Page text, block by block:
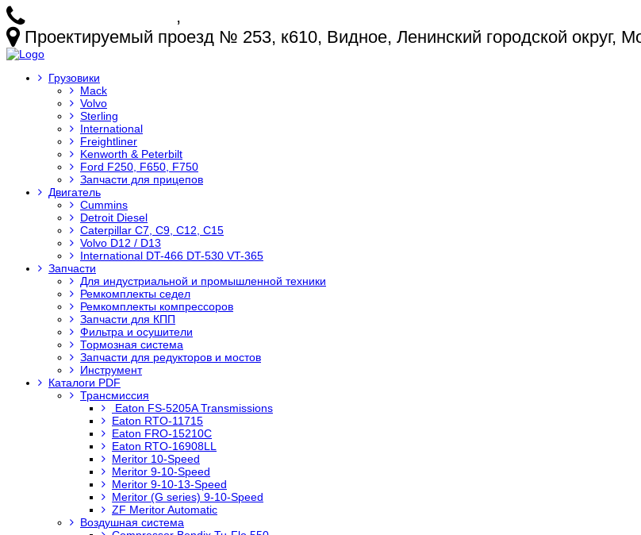
,
Проектируемый проезд № 253, к610, Видное, Ленинский городской округ,
Грузовики
Mack
Volvo
Sterling
International
Freightliner
Kenworth & Peterbilt
Ford F250, F650, F750
Запчасти для прицепов
Двигатель
Cummins
Detroit Diesel
Caterpillar C7, C9, C12, C15
Volvo D12 / D13
International DT-466 DT-530 VT-365
Запчасти
Для индустриальной и промышленной техники
Ремкомплекты седел
Ремкомплекты компрессоров
Запчасти для КПП
Фильтра и осушители
Тормозная система
Запчасти для редукторов и мостов
Инструмент
Каталоги PDF
Трансмиссия
Eaton FS-5205A Transmissions
Eaton RTO-11715
Eaton FRO-15210C
Eaton RTO-16908LL
Meritor 10-Speed
Meritor 9-10-Speed
Meritor 9-10-13-Speed
Meritor (G series) 9-10-Speed
ZF Meritor Automatic
Воздушная система